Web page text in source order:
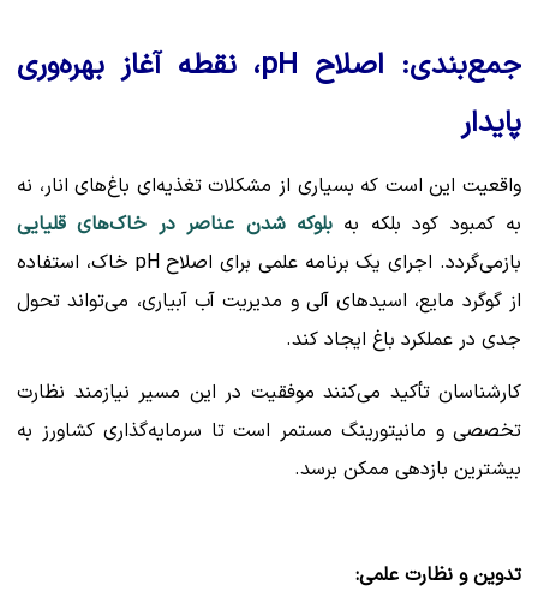
جمع‌بندی: اصلاح pH، نقطه آغاز بهره‌وری
پایدار
واقعیت این است که بسیاری از مشکلات تغذیه‌ای باغ‌های انار، نه
به کمبود کود بلکه به بلوکه شدن عناصر در خاک‌های قلیایی
بازمی‌گردد. اجرای یک برنامه علمی برای اصلاح pH خاک، استفاده
از گوگرد مایع، اسیدهای آلی و مدیریت آب آبیاری، می‌تواند تحول
جدی در عملکرد باغ ایجاد کند.
کارشناسان تأکید می‌کنند موفقیت در این مسیر نیازمند نظارت
تخصصی و مانیتورینگ مستمر است تا سرمایه‌گذاری کشاورز به
بیشترین بازدهی ممکن برسد.
تدوین و نظارت علمی: